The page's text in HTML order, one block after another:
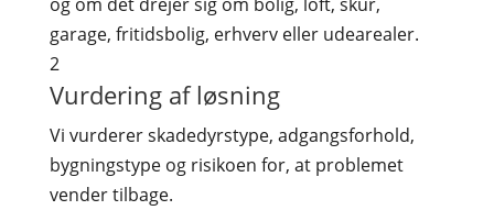
garage, fritidsbolig, erhverv eller udearealer.
2
Vurdering af løsning
Vi vurderer skadedyrstype, adgangsforhold,
bygningstype og risikoen for, at problemet
vender tilbage.